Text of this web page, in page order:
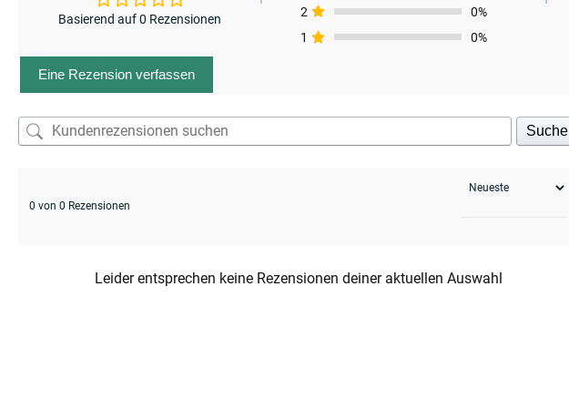
Basierend auf 0 Rezensionen
2
0%
1
0%
Eine Rezension verfassen
Suche
0 von 0 Rezensionen
Leider entsprechen keine Rezensionen deiner aktuellen Auswahl